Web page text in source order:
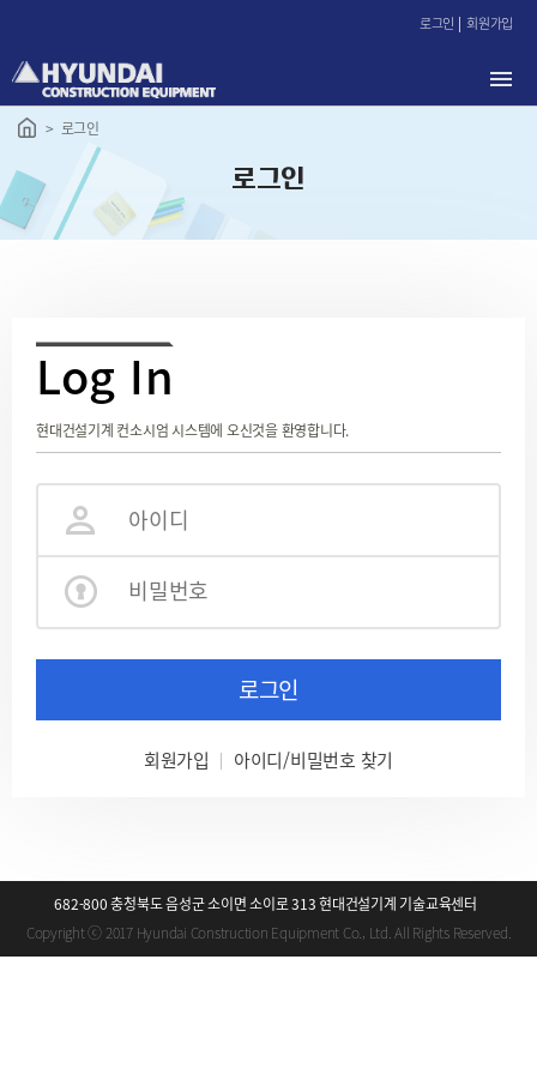
로
가
로그인 회원가입
로그인
로그인
Log In
현대건설기계 컨소시엄 시스템에 오신것을 환영합니다.
로그인
회원가입 아이디/비밀번호 찾기
682-800 충청북도 음성군 소이면 소이로 313 현대건설기계 기술교육센터
Copyright ⓒ 2017 Hyundai Construction Equipment Co., Ltd. All Rights Reserved.